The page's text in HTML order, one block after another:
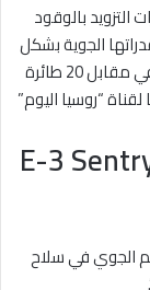
التزويد بالوقود
الجوية بشكل
كامل، رغم امتلاكها مئات طائرات التزود بالوقود، في مقابل 20 طائرة
الجوي في سلاح